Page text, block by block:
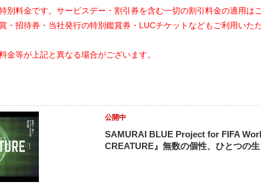
別料金です。サービスデー・割引券を含む一切の割引料金の適用はご
・招待券・当社発行の特別鑑賞券・LUCチケットなどもご利用いた
金等が上記と異なる場合がございます。
公開中
SAMURAI BLUE Project for FIFA
CREATURE』無数の個性、ひとつの生